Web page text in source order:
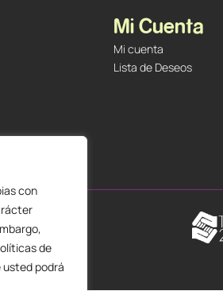
con
de
usted podrá
Mi Cuenta
Mi cuenta
Lista de Deseos